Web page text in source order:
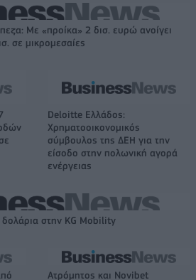
Με «προίκα» 2 δισ. ευρώ ανοίγει
σε μικρομεσαίες
Deloitte Ελλάδος:
Χρηματοοικονομικός
σύμβουλος της ΔΕΗ για την
είσοδο στην πολωνική αγορά
ενέργειας
στην KG Mobility
Ατρόμητος και Novibet